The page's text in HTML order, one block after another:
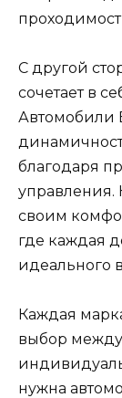
С другой
сочетает в
Автомобили
благодаря
управления.
своим
где каждая
идеального
Каждая
выбор
нужна